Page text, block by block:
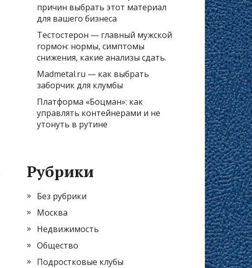
причин выбрать этот материал
для вашего бизнеса
Тестостерон — главный мужской
гормон: нормы, симптомы
снижения, какие анализы сдать.
Madmetal.ru — как выбрать
заборчик для клумбы
Платформа «Боцман»: как
управлять контейнерами и не
утонуть в рутине
Рубрики
Без рубрики
Москва
Недвижимость
Общество
Подростковые клубы